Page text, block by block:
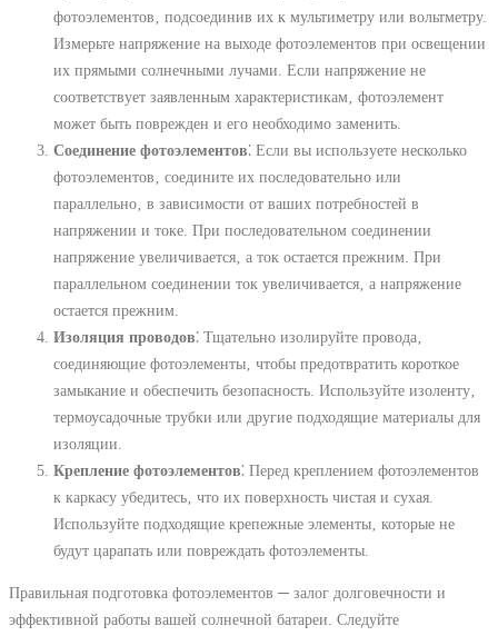
фотоэлементов‚ подсоединив их к мультиметру или вольтметру.
Измерьте напряжение на выходе фотоэлементов при освещении
их прямыми солнечными лучами. Если напряжение не
соответствует заявленным характеристикам‚ фотоэлемент
может быть поврежден и его необходимо заменить.
Соединение фотоэлементов⁚ Если вы используете несколько
фотоэлементов‚ соедините их последовательно или
параллельно‚ в зависимости от ваших потребностей в
напряжении и токе. При последовательном соединении
напряжение увеличивается‚ а ток остается прежним. При
параллельном соединении ток увеличивается‚ а напряжение
остается прежним.
Изоляция проводов⁚ Тщательно изолируйте провода‚
соединяющие фотоэлементы‚ чтобы предотвратить короткое
замыкание и обеспечить безопасность. Используйте изоленту‚
термоусадочные трубки или другие подходящие материалы для
изоляции.
Крепление фотоэлементов⁚ Перед креплением фотоэлементов
к каркасу убедитесь‚ что их поверхность чистая и сухая.
Используйте подходящие крепежные элементы‚ которые не
будут царапать или повреждать фотоэлементы.
Правильная подготовка фотоэлементов ─ залог долговечности и
эффективной работы вашей солнечной батареи. Следуйте